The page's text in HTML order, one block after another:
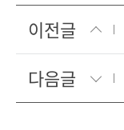
이전글
다음글